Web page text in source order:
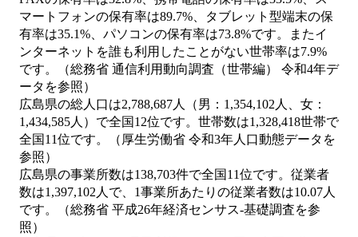
マートフォンの保有率は89.7%、タブレット型端末の保
有率は35.1%、パソコンの保有率は73.8%です。またイ
ンターネットを誰も利用したことがない世帯率は7.9%
です。（総務省 通信利用動向調査（世帯編） 令和4年デ
ータを参照）
広島県の総人口は2,788,687人（男：1,354,102人、女：
1,434,585人）で全国12位です。世帯数は1,328,418世帯で
全国11位です。（厚生労働省 令和3年人口動態データを
参照）
広島県の事業所数は138,703件で全国11位です。従業者
数は1,397,102人で、1事業所あたりの従業者数は10.07人
です。（総務省 平成26年経済センサス‐基礎調査を参
照）